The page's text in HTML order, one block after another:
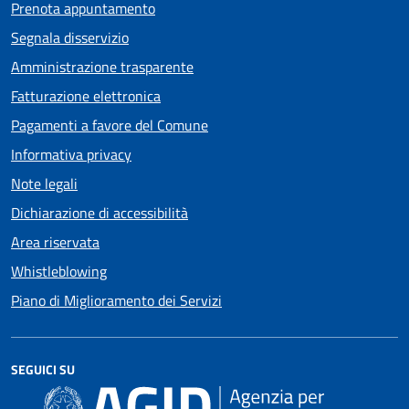
Prenota appuntamento
Segnala disservizio
Amministrazione trasparente
Fatturazione elettronica
Pagamenti a favore del Comune
Informativa privacy
Note legali
Dichiarazione di accessibilità
Area riservata
Whistleblowing
Piano di Miglioramento dei Servizi
SEGUICI SU